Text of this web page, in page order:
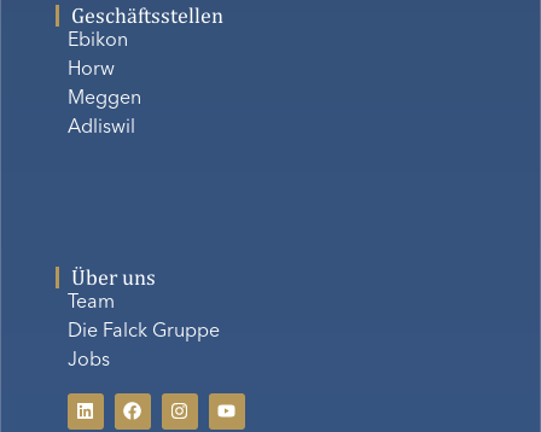
Geschäftsstellen
Ebikon
Horw
Meggen
Adliswil
Über uns
Team
Die Falck Gruppe
Jobs